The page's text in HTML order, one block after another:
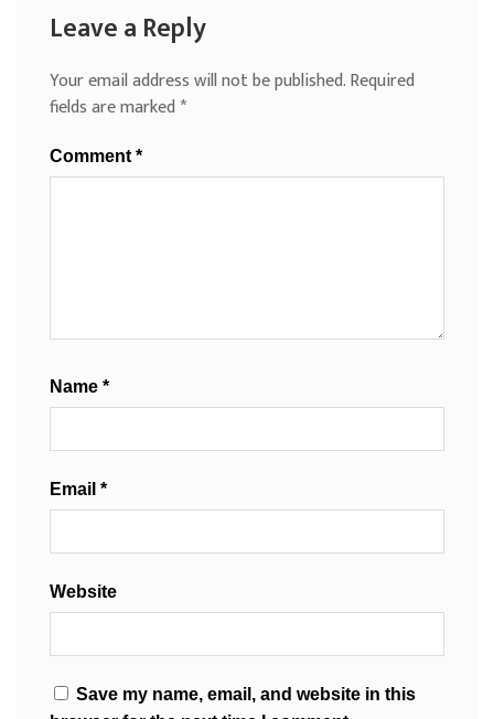
Leave a Reply
Your email address will not be published.Required
fields are marked*
Comment *
Name *
Email *
Website
Save my name, email, and website in this